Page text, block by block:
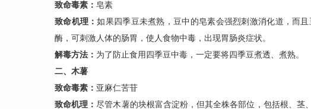
致命毒素： 皂素
致命机理：如果四季豆未煮熟，豆中的皂素会强烈刺激消化道，而
酶，可刺激人体的肠胃，使人食物中毒，出现胃肠炎症状。
解毒方法： 为了防止食用四季豆中毒，一定要将四季豆煮透、煮熟。
二、 木薯
致命毒素： 亚麻仁苦苷
致命机理： 尽管木薯的块根富含淀粉，但其全株各部位，包括根、